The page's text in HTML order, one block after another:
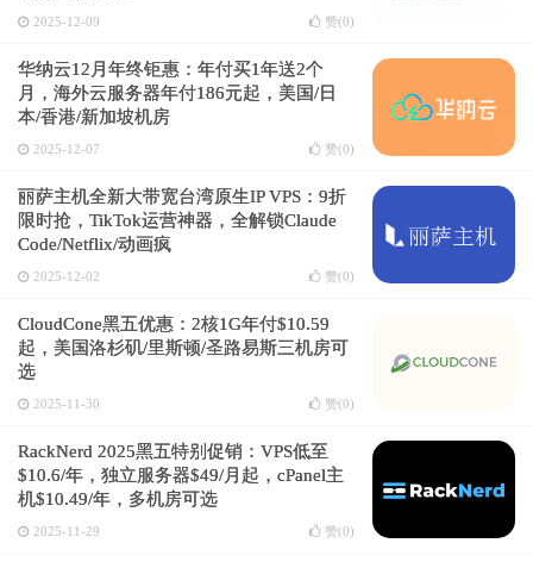
2025-12-09 赞(0)
华纳云12月年终钜惠：年付买1年送2个
月，海外云服务器年付186元起，美国/日
本/香港/新加坡机房
2025-12-07 赞(0)
丽萨主机全新大带宽台湾原生IP VPS：9折
限时抢，TikTok运营神器，全解锁Claude
Code/Netflix/动画疯
2025-12-02 赞(0)
CloudCone黑五优惠：2核1G年付$10.59
起，美国洛杉矶/里斯顿/圣路易斯三机房可
选
2025-11-30 赞(0)
RackNerd 2025黑五特别促销：VPS低至
$10.6/年，独立服务器$49/月起，cPanel主
机$10.49/年，多机房可选
2025-11-29 赞(0)